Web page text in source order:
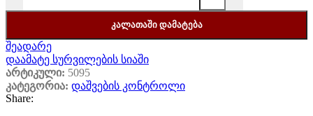
ᲙᲐᲚᲐᲗᲐᲨᲘ ᲓᲐᲛᲐᲢᲔᲑᲐ
შეადარე
დაამატე სურვილების სიაში
არტიკული: 5095
კატეგორია: დაშვების კონტროლი
Share: